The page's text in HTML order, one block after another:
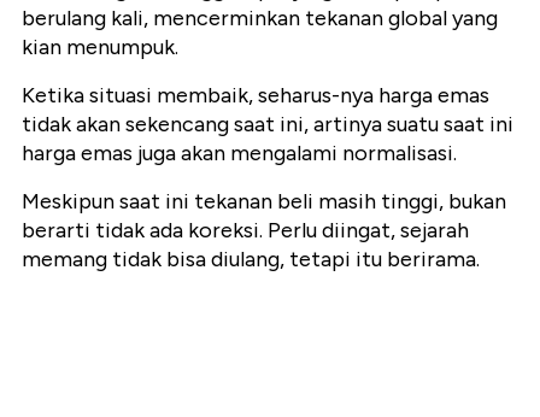
berulang kali, mencerminkan tekanan global yang
kian menumpuk.
Ketika situasi membaik, seharus-nya harga emas
tidak akan sekencang saat ini, artinya suatu saat ini
harga emas juga akan mengalami normalisasi.
Meskipun saat ini tekanan beli masih tinggi, bukan
berarti tidak ada koreksi. Perlu diingat, sejarah
memang tidak bisa diulang, tetapi itu berirama.